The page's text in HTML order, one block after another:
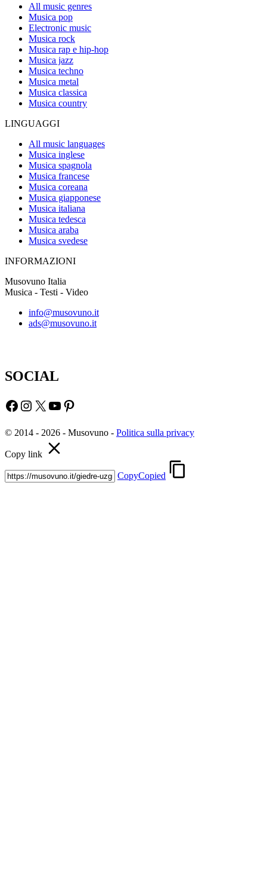
All music genres
Musica pop
Electronic music
Musica rock
Musica rap e hip-hop
Musica jazz
Musica techno
Musica metal
Musica classica
Musica country
LINGUAGGI
All music languages
Musica inglese
Musica spagnola
Musica francese
Musica coreana
Musica giapponese
Musica italiana
Musica tedesca
Musica araba
Musica svedese
INFORMAZIONI
Musovuno Italia
Musica - Testi - Video
info@musovuno.it
ads@musovuno.it
SOCIAL
Facebook
Instagram
X YouTube
Pinterest
© 2014 - 2026 - Musovuno - Politica sulla privacy
Copy link
CopyCopied